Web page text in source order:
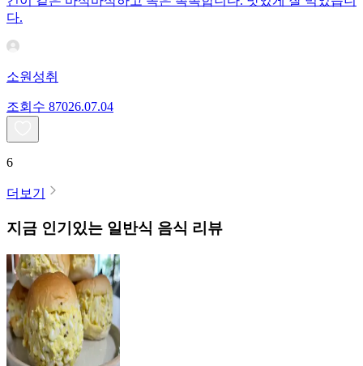
다.
소원성취
조회수 87026.07.04
6
더보기
지금 인기있는 일반식 음식 리뷰